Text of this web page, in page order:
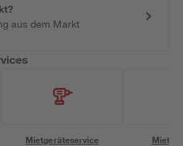
aus dem Markt
Mietgeräteservice